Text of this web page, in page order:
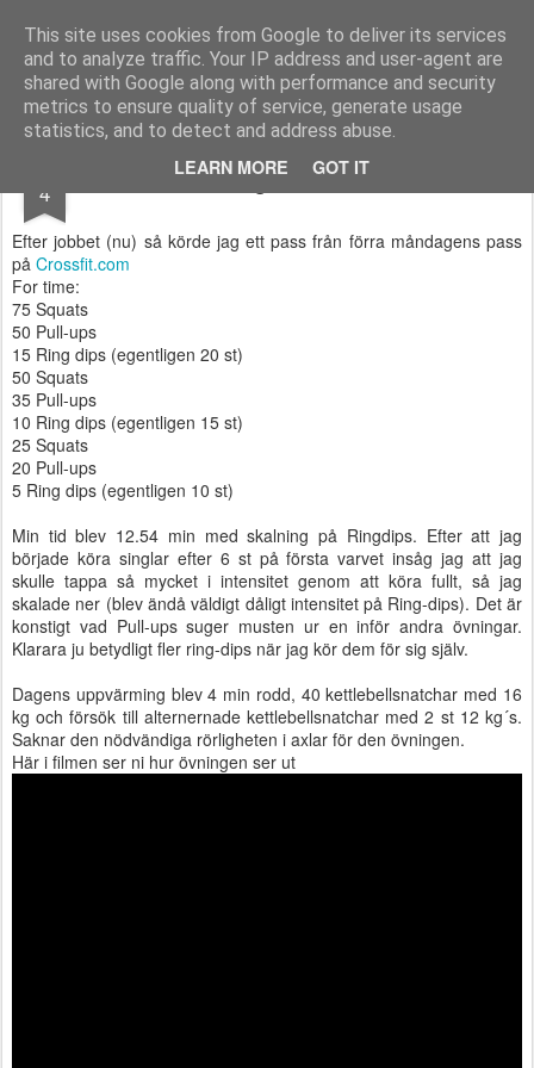
This site uses cookies from Google to deliver its services
and to analyze traffic. Your IP address and user-agent are
shared with Google along with performance and security
metrics to ensure quality of service, generate usage
statistics, and to detect and address abuse.
LEARN MORE GOT IT
Functional Fitness by Mattias - Träningsinspiration & träningsfilmer
Pages
4 Dagens WOD
Efter jobbet (nu) så körde jag ett pass från förra måndagens pass
på Crossfit.com
For time:
75 Squats
50 Pull-ups
15 Ring dips (egentligen 20 st)
50 Squats
35 Pull-ups
10 Ring dips (egentligen 15 st)
25 Squats
20 Pull-ups
5 Ring dips (egentligen 10 st)
Min tid blev 12.54 min med skalning på Ringdips. Efter att jag
började köra singlar efter 6 st på första varvet insåg jag att jag
skulle tappa så mycket i intensitet genom att köra fullt, så jag
skalade ner (blev ändå väldigt dåligt intensitet på Ring-dips). Det är
konstigt vad Pull-ups suger musten ur en inför andra övningar.
Klarara ju betydligt fler ring-dips när jag kör dem för sig själv.
Dagens uppvärming blev 4 min rodd, 40 kettlebellsnatchar med 16
kg och försök till alternernade kettlebellsnatchar med 2 st 12 kg´s.
Saknar den nödvändiga rörligheten i axlar för den övningen.
Här i filmen ser ni hur övningen ser ut